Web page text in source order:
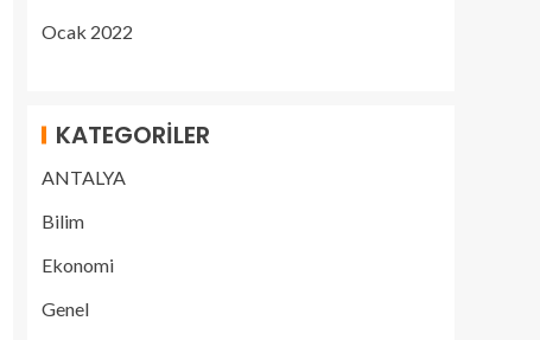
Ocak 2022
KATEGORILER
ANTALYA
Bilim
Ekonomi
Genel